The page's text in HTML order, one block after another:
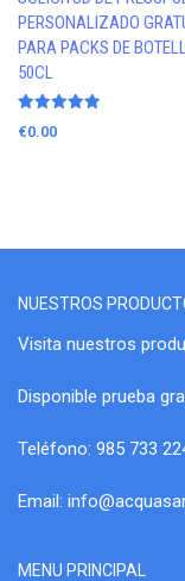
PERSONALIZADO
PARA PACKS DE
50CL
Valorado
con
€0.00
NUESTROS
Visita nuestros
Disponible prueba
Teléfono: 985 733
Email:
MENU PRINCIPAL